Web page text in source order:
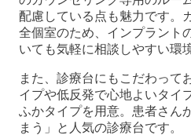
配慮している点も魅力です。
全個室のため、インプラント
いても気軽に相談しやすい環
また、診療台にもこだわって
イプや低反発で心地よいタイ
ふかタイプを用意。患者さん
まう」と人気の診療台です。